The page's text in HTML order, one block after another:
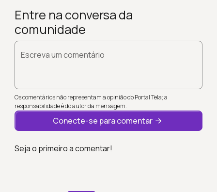
Entre na conversa da
comunidade
Escreva um comentário
Os comentários não representam a opinião do Portal Tela; a
responsabilidade é do autor da mensagem.
Conecte-se para comentar
Seja o primeiro a comentar!